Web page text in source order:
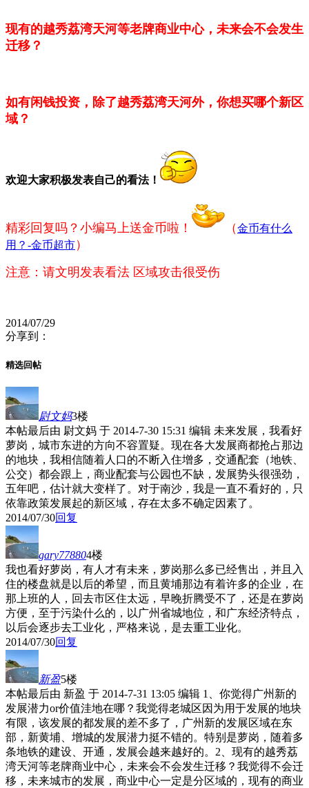
现有的越秀荔湾天河等老牌商业中心，未来会不会发生
迁移？
如有闲钱投资，除了越秀荔湾天河外，你想买哪个新区
域？
欢迎大家积极发表自己的看法！
精彩回复吗？小编马上送金币啦！ （金币有什么
用？-金币超市）
注意：请文明发表看法 区域攻击很受伤
2014/07/29
分享到：
精选回帖
尉文妈3楼
本帖最后由 尉文妈 于 2014-7-30 15:31 编辑 未来发展，我看好
萝岗，城市东进的方向不容置疑。现在各大发展商都抢占那边
的地块，我相信随着人口的不断入住增多，交通配套（地铁、
公交）都会跟上，商业配套与公园也不缺，发展势头很强劲，
五年吧，估计就大变样了。对于南沙，我是一直不看好的，只
依靠政策发展起的新区域，存在太多不确定因素了。
2014/07/30回复
gary778804楼
我也看好萝岗，有人才有未来，萝岗那么多已经售出，并且入
住的楼盘就是以后的希望，而且黄埔那边有着许多的企业，在
那上班的人，回去市区住太远，早晚折腾受不了，还是在萝岗
方便，至于污染什么的，以广州省城地位，和广东经济特点，
以后会逐步去工业化，严格来说，是去重工业化。
2014/07/30回复
新盈5楼
本帖最后由 新盈 于 2014-7-31 13:05 编辑 1、你觉得广州新的
发展潜力or价值洼地在哪？我觉得老城区因为用于发展的地块
有限，该发展的都发展的差不多了，广州新的发展区域在东
部，新黄埔、增城的发展潜力挺不错的。特别是萝岗，随着多
条地铁的建设、开通，发展会越来越好的。2、现有的越秀荔
湾天河等老牌商业中心，未来会不会发生迁移？我觉得不会迁
移，未来城市的发展，商业中心一定是分区域的，现有的商业